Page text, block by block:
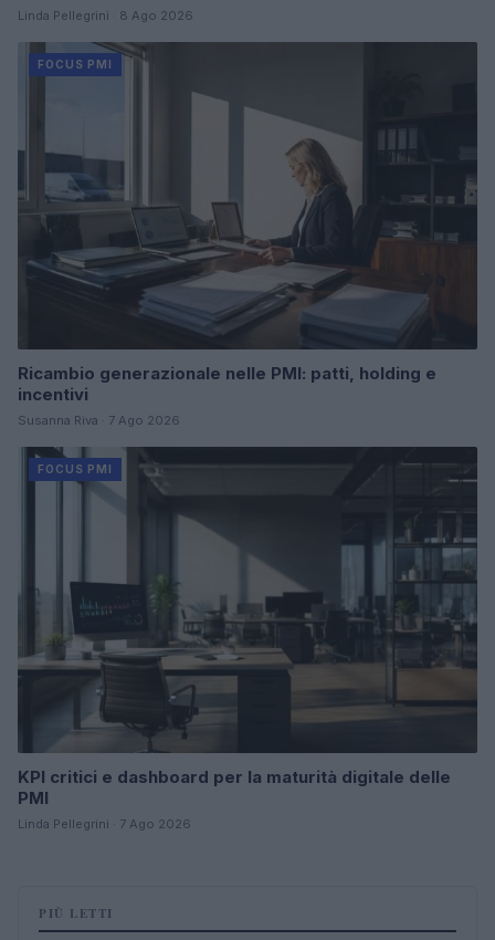
Linda Pellegrini · 8 Ago 2026
FOCUS PMI
Ricambio generazionale nelle PMI: patti, holding e
incentivi
Susanna Riva · 7 Ago 2026
FOCUS PMI
KPI critici e dashboard per la maturità digitale delle
PMI
Linda Pellegrini · 7 Ago 2026
PIÙ LETTI